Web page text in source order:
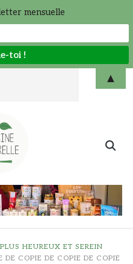
Search
HEUREUX ET SEREIN
DE COPIE DE COPIE DE COPIE
mensuelle
▲